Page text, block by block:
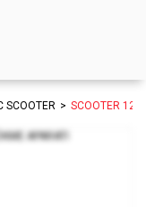
SCOOTER SCOOTER